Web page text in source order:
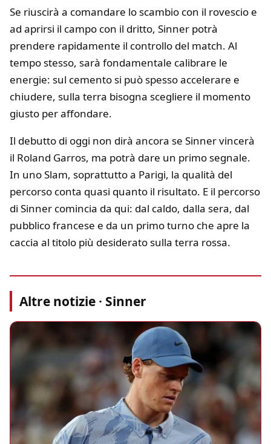
Se riuscirà a comandare lo scambio con il rovescio e
ad aprirsi il campo con il dritto, Sinner potrà
prendere rapidamente il controllo del match. Al
tempo stesso, sarà fondamentale calibrare le
energie: sul cemento si può spesso accelerare e
chiudere, sulla terra bisogna scegliere il momento
giusto per affondare.
Il debutto di oggi non dirà ancora se Sinner vincerà
il Roland Garros, ma potrà dare un primo segnale.
In uno Slam, soprattutto a Parigi, la qualità del
percorso conta quasi quanto il risultato. E il percorso
di Sinner comincia da qui: dal caldo, dalla sera, dal
pubblico francese e da un primo turno che apre la
caccia al titolo più desiderato sulla terra rossa.
Altre notizie · Sinner